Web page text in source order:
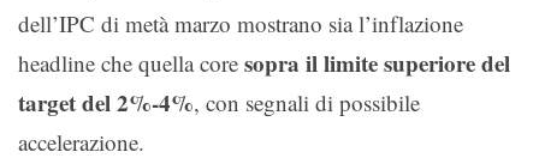
dell’IPC di metà marzo mostrano sia l’inflazione
headline che quella core sopra il limite superiore del
target del 2%-4%, con segnali di possibile
accelerazione.